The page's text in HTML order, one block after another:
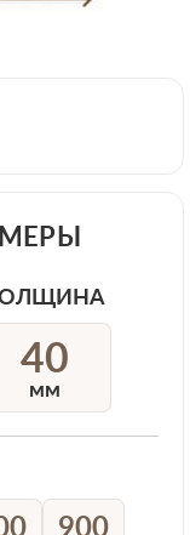
900
40
мм